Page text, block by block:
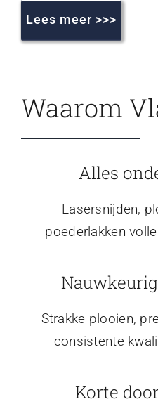
Lees meer >>>
Waarom
Alles
Lasersnijden,
poederlakken
Strakke plooien,
consistente
Korte